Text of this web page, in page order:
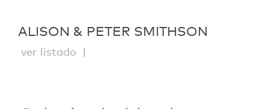
ALISON & PETER SMITHSON
ver listado